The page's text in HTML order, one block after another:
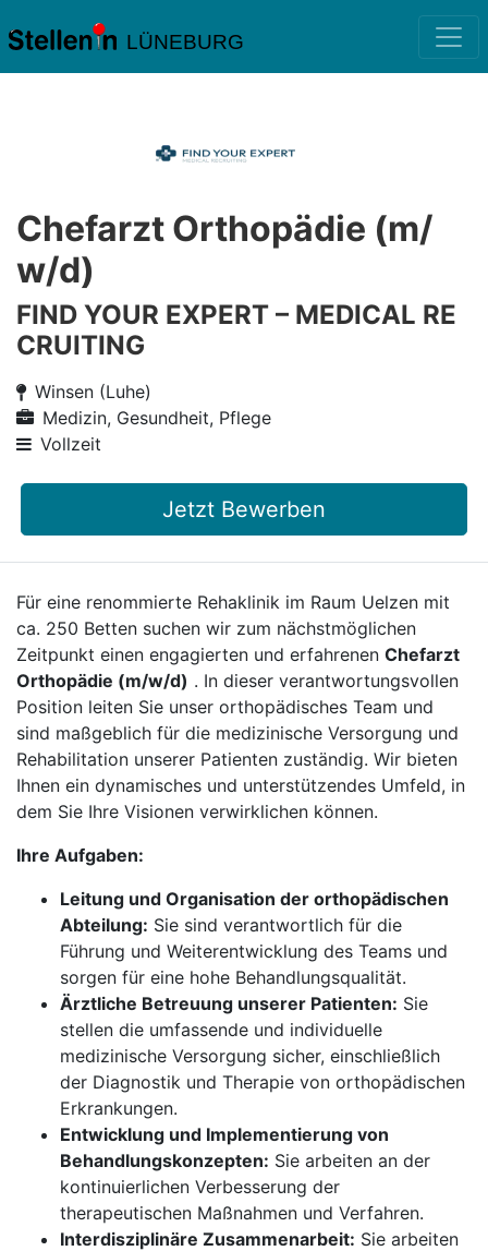
LÜNEBURG
Chefarzt Orthopädie (m/
w/d)
FIND YOUR EXPERT – MEDICAL RE
CRUITING
Winsen (Luhe)
Medizin, Gesundheit, Pflege
Vollzeit
Jetzt Bewerben
Für eine renommierte Rehaklinik im Raum Uelzen mit
ca. 250 Betten suchen wir zum nächstmöglichen
Zeitpunkt einen engagierten und erfahrenen Chefarzt
Orthopädie (m/w/d) . In dieser verantwortungsvollen
Position leiten Sie unser orthopädisches Team und
sind maßgeblich für die medizinische Versorgung und
Rehabilitation unserer Patienten zuständig. Wir bieten
Ihnen ein dynamisches und unterstützendes Umfeld, in
dem Sie Ihre Visionen verwirklichen können.
Ihre Aufgaben:
Leitung und Organisation der orthopädischen
Abteilung: Sie sind verantwortlich für die
Führung und Weiterentwicklung des Teams und
sorgen für eine hohe Behandlungsqualität.
Ärztliche Betreuung unserer Patienten: Sie
stellen die umfassende und individuelle
medizinische Versorgung sicher, einschließlich
der Diagnostik und Therapie von orthopädischen
Erkrankungen.
Entwicklung und Implementierung von
Behandlungskonzepten: Sie arbeiten an der
kontinuierlichen Verbesserung der
therapeutischen Maßnahmen und Verfahren.
Interdisziplinäre Zusammenarbeit: Sie arbeiten